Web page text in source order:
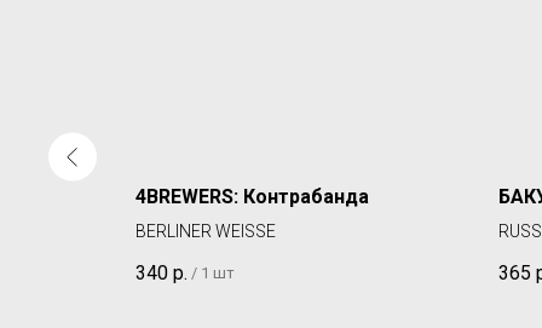
4BREWERS: Контрабанда
BERLINER WEISSE
340 р. / 1 шт 365